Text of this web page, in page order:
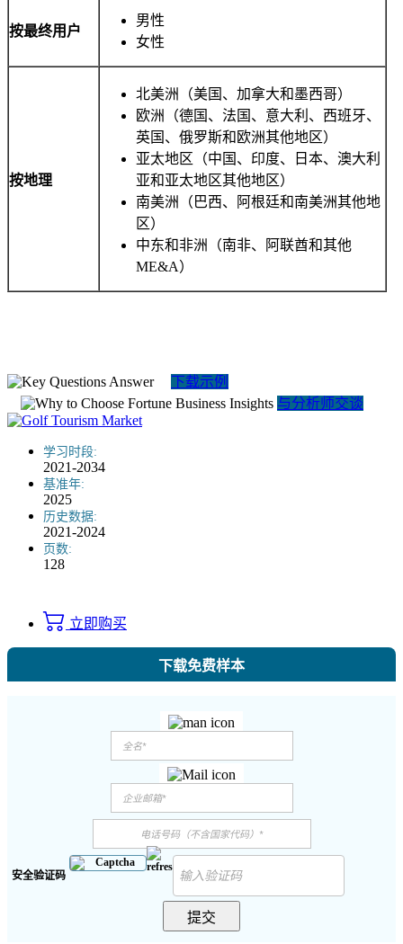
按最终用户
男性
女性
按地理
北美洲（美国、加拿大和墨西哥）
欧洲（德国、法国、意大利、西班牙、
英国、俄罗斯和欧洲其他地区）
亚太地区（中国、印度、日本、澳大利
亚和亚太地区其他地区）
南美洲（巴西、阿根廷和南美洲其他地
区）
中东和非洲（南非、阿联酋和其他
ME&A）
下载示例
与分析师交谈
学习时段:
2021-2034
基准年:
2025
历史数据:
2021-2024
页数:
128
立即购买
下载免费样本
安全验证码
提交